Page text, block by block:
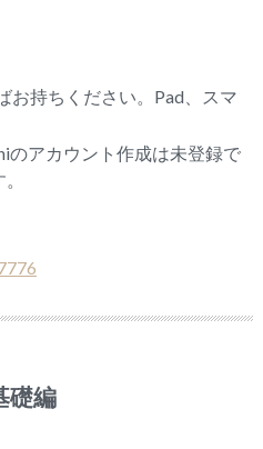
お持ちください。Pad、スマ
のアカウント作成は未登録で
礎編